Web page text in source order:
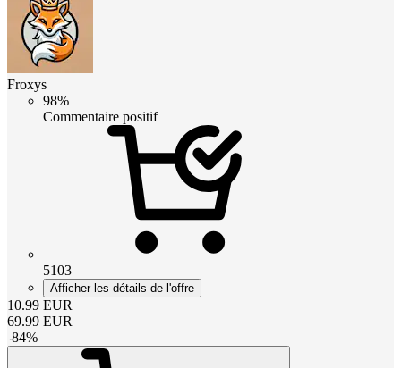
Froxys
98%
Commentaire positif
5103
Afficher les détails de l'offre
10.99 EUR
69.99 EUR
-84%